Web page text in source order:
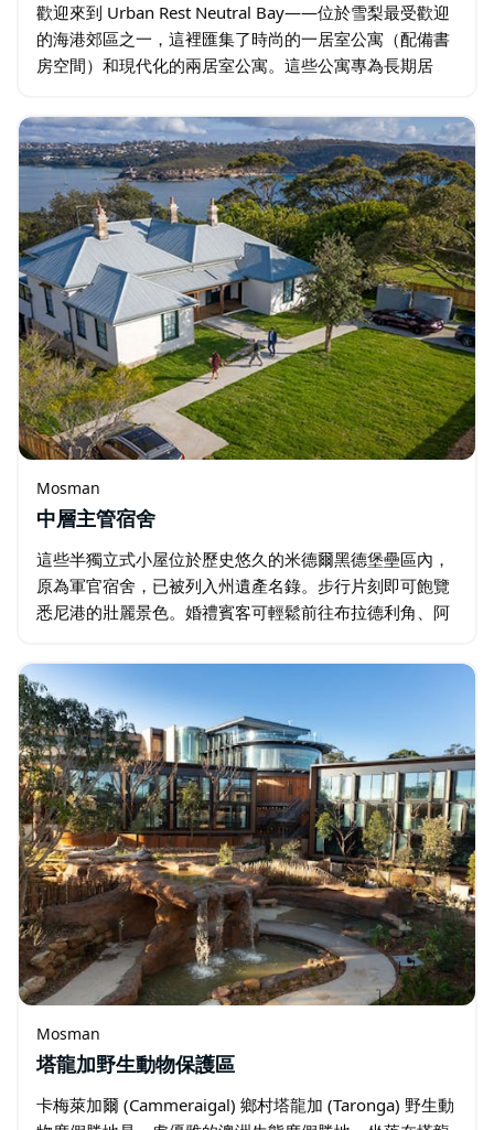
歡迎來到 Urban Rest Neutral Bay——位於雪梨最受歡迎
的海港郊區之一，這裡匯集了時尚的一居室公寓（配備書
房空間）和現代化的兩居室公寓。這些公寓專為長期居
市便利。
Mosman
中層主管宿舍
這些半獨立式小屋位於歷史悠久的米德爾黑德堡壘區內，
原為軍官宿舍，已被列入州遺產名錄。步行片刻即可飽覽
悉尼港的壯麗景色。婚禮賓客可輕鬆前往布拉德利角、阿
所均在5公里範圍內。…
Mosman
塔龍加野生動物保護區
卡梅萊加爾 (Cammeraigal) 鄉村塔龍加 (Taronga) 野生動